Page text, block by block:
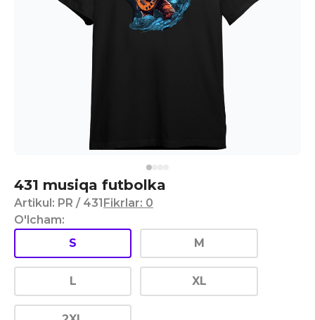
431 musiqa futbolka
Artikul: PR / 431Fikrlar: 0
O'lcham:
S
M
L XL